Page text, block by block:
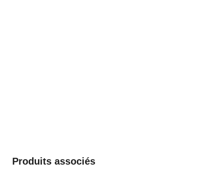
Produits associés